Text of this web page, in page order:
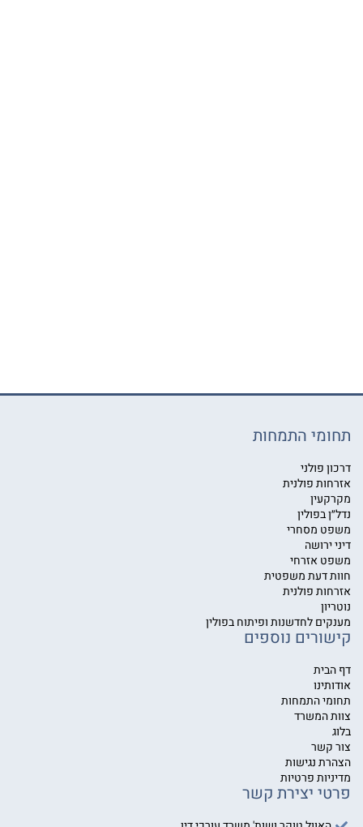
תחומי התמחות
דרכון פולני
אזרחות פולנית
מקרקעין
נדל״ן בפולין
משפט מסחרי
דיני ירושה
משפט אזרחי
חוות דעת משפטית
אזרחות פולנית
נוטריון
מענקים לחדשנות ופיתוח בפולין
קישורים נוספים
דף הבית
אודותינו
תחומי התמחות
צוות המשרד
בלוג
צור קשר
הצהרת נגישות
מדיניות פרטיות
פרטי יצירת קשר